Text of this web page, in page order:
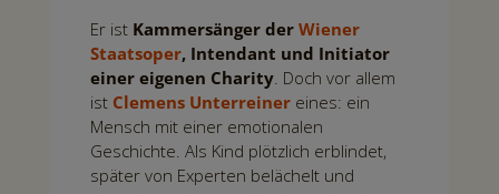
Er ist Kammersänger der Wiener
Staatsoper, Intendant und Initiator
einer eigenen Charity. Doch vor allem
ist Clemens Unterreinereines: ein
Mensch mit einer emotionalen
Geschichte. Als Kind plötzlich erblindet,
später von Experten belächelt und